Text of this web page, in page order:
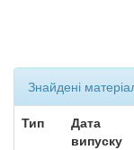
Знайдені
Тип
Дата
випуску